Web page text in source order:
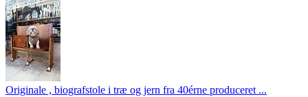
Originale , biografstole i træ og jern fra 40érne produceret ...